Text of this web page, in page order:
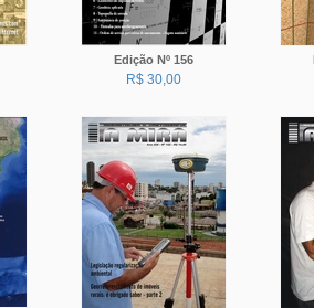
Edição Nº 156
R$ 30,00